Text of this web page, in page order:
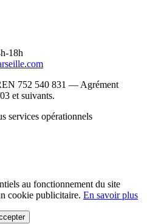
18h
752 540 831 — Agrément
et suivants.
services opérationnels
au fonctionnement du site
cookie publicitaire. En savoir plus